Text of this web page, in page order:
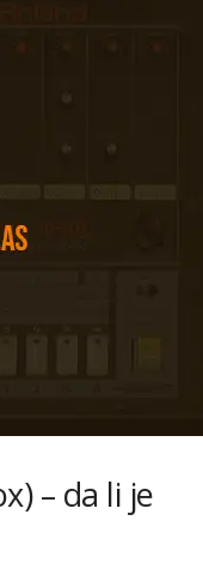
– da li je